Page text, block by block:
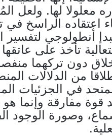
معلولا لها.
اعتقاده الراسخ
أنطولوجي لتفسير
تأخذ على
دون تركهما
من الدلالات
في الجزئيات
قوة مفارقة وإنما
وصورة الوجود